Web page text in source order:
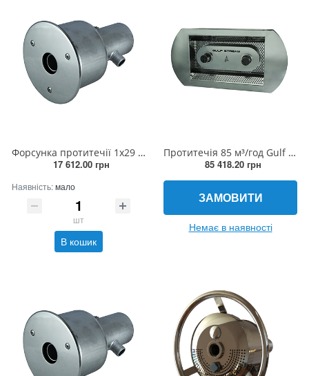
Форсунка протитечії 1х29 мм, 45 м³/год (AISI 316L)
17 612.00 грн
Наявність:мало
шт
В кошик
Протитечія 85 м³/год Gulf Stream (AISI 316L)
85 418.20 грн
ЗАМОВИТИ
Немає в наявності